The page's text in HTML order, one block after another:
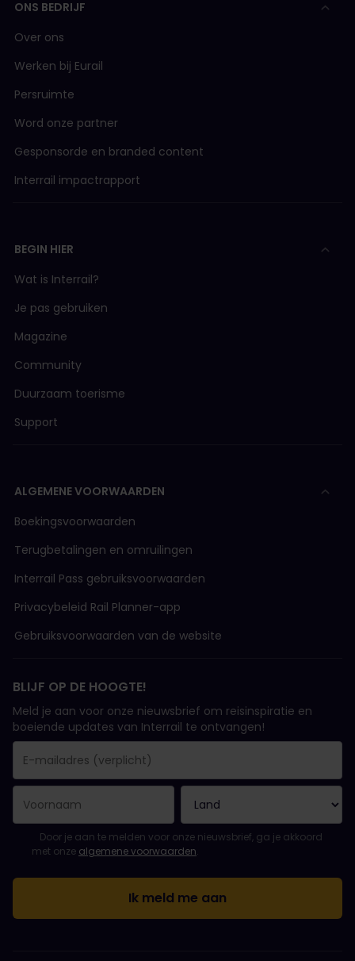
ONS BEDRIJF
Over ons
Werken bij Eurail
Persruimte
Word onze partner
Gesponsorde en branded content
Interrail impactrapport
BEGIN HIER
Wat is Interrail?
Je pas gebruiken
Magazine
Community
Duurzaam toerisme
Support
ALGEMENE VOORWAARDEN
Boekingsvoorwaarden
Terugbetalingen en omruilingen
Interrail Pass gebruiksvoorwaarden
Privacybeleid Rail Planner-app
Gebruiksvoorwaarden van de website
BLIJF OP DE HOOGTE!
Meld je aan voor onze nieuwsbrief om reisinspiratie en
boeiende updates van Interrail te ontvangen!
Je inschrijving is gelukt..
E-mailadres is een verplicht veld!
E-mailadres is ongeldig!
Fout bij het abonneren op de nieuwsbrief. Probeer het later
Je hebt je al geabonneerd op deze nieuwsbrief!
Ga akkoord met de algemene voorwaarden om je in te
Door je aan te melden voor onze nieuwsbrief, ga je akkoord
met onze algemene voorwaarden.